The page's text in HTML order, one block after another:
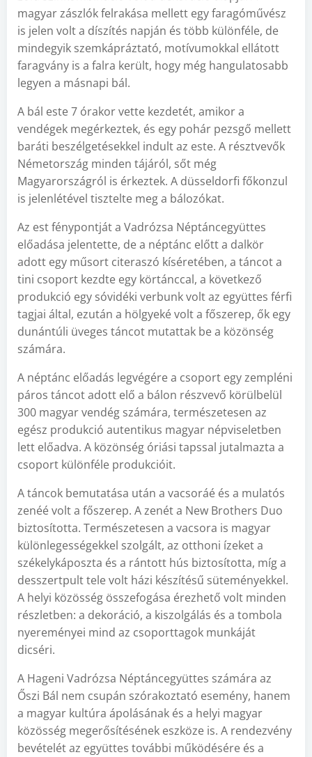
magyar zászlók felrakása mellett egy faragóművész
is jelen volt a díszítés napján és több különféle, de
mindegyik szemkápráztató, motívumokkal ellátott
faragvány is a falra került, hogy még hangulatosabb
legyen a másnapi bál.
A bál este 7 órakor vette kezdetét, amikor a
vendégek megérkeztek, és egy pohár pezsgő mellett
baráti beszélgetésekkel indult az este. A résztvevők
Németország minden tájáról, sőt még
Magyarországról is érkeztek. A düsseldorfi főkonzul
is jelenlétével tisztelte meg a bálozókat.
Az est fénypontját a Vadrózsa Néptáncegyüttes
előadása jelentette, de a néptánc előtt a dalkör
adott egy műsort citeraszó kíséretében, a táncot a
tini csoport kezdte egy körtánccal, a következő
produkció egy sóvidéki verbunk volt az együttes férfi
tagjai által, ezután a hölgyeké volt a főszerep, ők egy
dunántúli üveges táncot mutattak be a közönség
számára.
A néptánc előadás legvégére a csoport egy zempléni
páros táncot adott elő a bálon részvevő körülbelül
300 magyar vendég számára, természetesen az
egész produkció autentikus magyar népviseletben
lett előadva. A közönség óriási tapssal jutalmazta a
csoport különféle produkcióit.
A táncok bemutatása után a vacsoráé és a mulatós
zenéé volt a főszerep. A zenét a New Brothers Duo
biztosította. Természetesen a vacsora is magyar
különlegességekkel szolgált, az otthoni ízeket a
székelykáposzta és a rántott hús biztosította, míg a
desszertpult tele volt házi készítésű süteményekkel.
A helyi közösség összefogása érezhető volt minden
részletben: a dekoráció, a kiszolgálás és a tombola
nyereményei mind az csoporttagok munkáját
dicséri.
A Hageni Vadrózsa Néptáncegyüttes számára az
Őszi Bál nem csupán szórakoztató esemény, hanem
a magyar kultúra ápolásának és a helyi magyar
közösség megerősítésének eszköze is. A rendezvény
bevételét az együttes további működésére és a